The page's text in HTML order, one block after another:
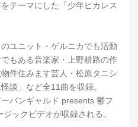
テーマにした「少年ピカレス
ユニット・ゲルニカでも活動
もある音楽家・上野耕路の作
件住みます芸人・松原タニシ
談」など全11曲を収録。
バンギャルド presents 鬱フ
ックビデオが収録される。